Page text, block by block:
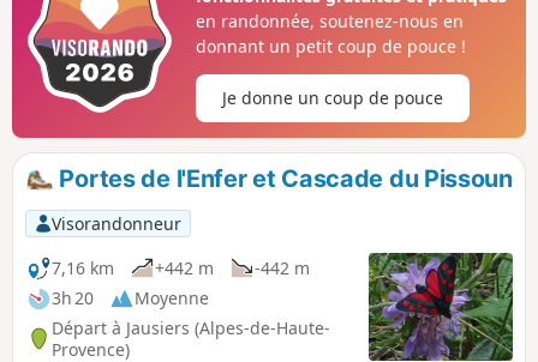
appréciable;
en randonnée, soutenez-nous en
donnant un petit coup de pouce !
Je donne un coup de pouce
Portes de l'Enfer et Cascade du Pissoun
Visorandonneur
7,16 km
+442 m
-442 m
3h 20
Moyenne
Départ à Jausiers (Alpes-de-Haute-
Provence)